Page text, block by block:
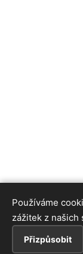
Používáme
zážitek z našich
Přizpůsobit